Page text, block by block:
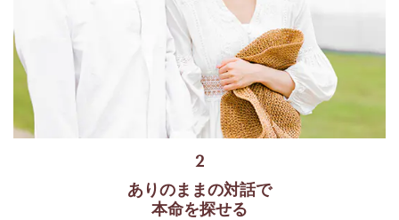
2
ありのままの対話で
本命を探せる